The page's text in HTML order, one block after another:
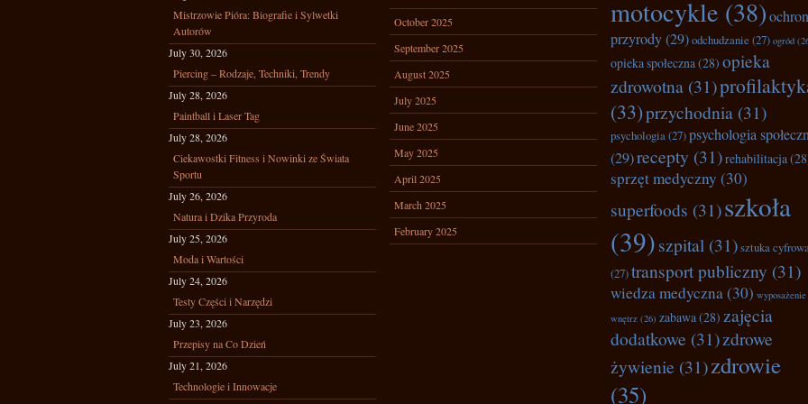
Mistrzowie Pióra: Biografie i Sylwetki
Autorów
July 30, 2026
Piercing – Rodzaje, Techniki, Trendy
July 28, 2026
Paintball i Laser Tag
July 28, 2026
Ciekawostki Fitness i Nowinki ze Świata
Sportu
July 26, 2026
Natura i Dzika Przyroda
July 25, 2026
Moda i Wartości
July 24, 2026
Testy Części i Narzędzi
July 23, 2026
Przepisy na Co Dzień
July 21, 2026
Technologie i Innowacje
October 2025
September 2025
August 2025
July 2025
June 2025
May 2025
April 2025
March 2025
February 2025
motocykle (38)
przyrody(29)odchudzanie (27) ogród
opieka społeczna(28) opieka
zdrowotna (31)
(33)przychodnia (31)
psychologia(27)psychologia
(29)recepty (31)rehabilitacja
sprzęt medyczny (30)
superfoods (31)szkoła
(39)szpital (31)sztuka
(27)transport publiczny (31)
wiedza medyczna(30) wyposażenie
wnętrz (26) zabawa(28) zajęcia
dodatkowe (31)zdrowe
żywienie (31)zdrowie
(35)